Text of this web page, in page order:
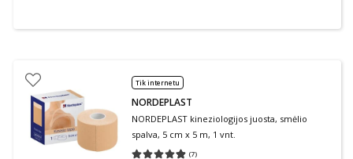
Tik internetu
NORDEPLAST
NORDEPLAST kineziologijos juosta, smėlio
spalva, 5 cm x 5 m, 1 vnt.
(7)